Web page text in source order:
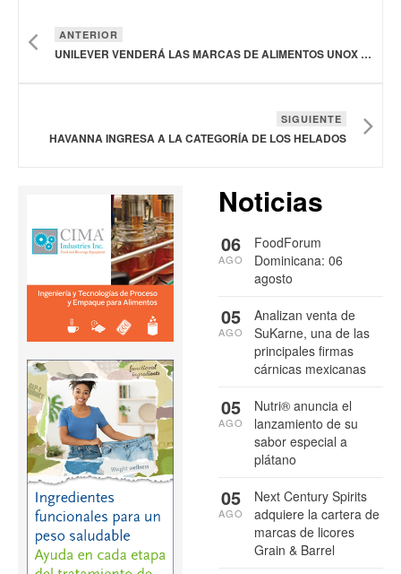
ANTERIOR
UNILEVER VENDERÁ LAS MARCAS DE ALIMENTOS UNOX Y ZWAN A ZWANENBERG FOOD GROUP
SIGUIENTE
HAVANNA INGRESA A LA CATEGORÍA DE LOS HELADOS
Noticias
FoodForum
Dominicana: 06
agosto
06
AGO
Analizan venta de
SuKarne, una de las
principales firmas
cárnicas mexicanas
05
AGO
Nutri® anuncia el
lanzamiento de su
sabor especial a
plátano
05
AGO
Next Century Spirits
adquiere la cartera de
marcas de licores
Grain & Barrel
05
AGO